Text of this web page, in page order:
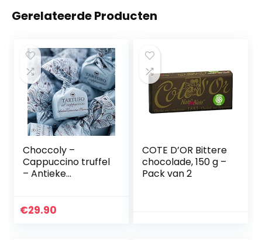
Gerelateerde Producten
Choccoly –
Cappuccino truffel
– Antieke
zonder gluten –
€29.90
COTE D’OR Bittere
chocolade, 150 g –
Pack van 2